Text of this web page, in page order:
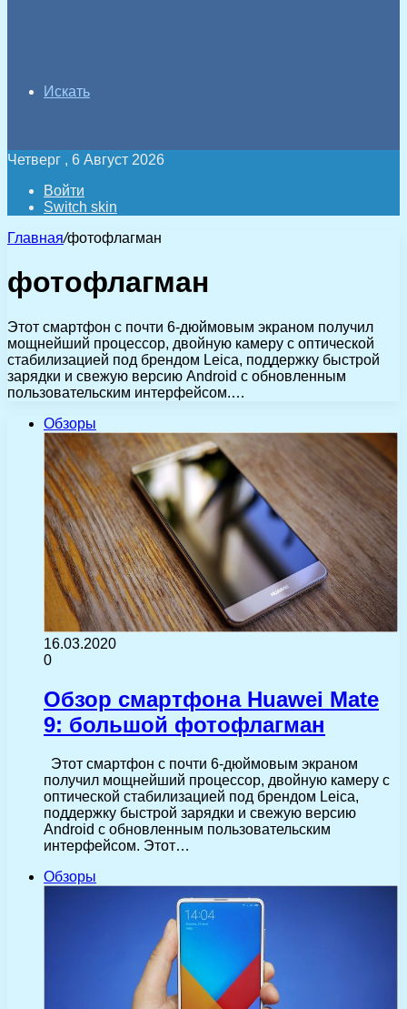
Искать
Четверг , 6 Август 2026
Войти
Switch skin
Главная/фотофлагман
фотофлагман
Этот смартфон с почти 6-дюймовым экраном получил
мощнейший процессор, двойную камеру с оптической
стабилизацией под брендом Leica, поддержку быстрой
зарядки и свежую версию Android c обновленным
пользовательским интерфейсом.…
Обзоры
16.03.2020
0
Обзор смартфона Huawei Mate
9: большой фотофлагман
Этот смартфон с почти 6-дюймовым экраном
получил мощнейший процессор, двойную камеру с
оптической стабилизацией под брендом Leica,
поддержку быстрой зарядки и свежую версию
Android c обновленным пользовательским
интерфейсом. Этот…
Обзоры